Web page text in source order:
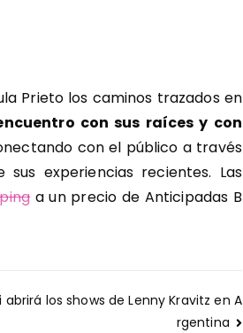
Prieto los caminos trazados en
con sus raíces y con
con el público a través
experiencias recientes. Las
a un precio de Anticipadas B
abrirá los shows de Lenny Kravitz en A
rgentina